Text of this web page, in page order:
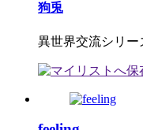
狗兎
異世界交流シリー